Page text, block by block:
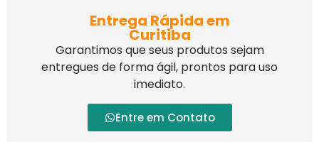
Entrega Rápida em
Curitiba
Garantimos que seus produtos sejam
entregues de forma ágil, prontos para uso
imediato.
Entre em Contato